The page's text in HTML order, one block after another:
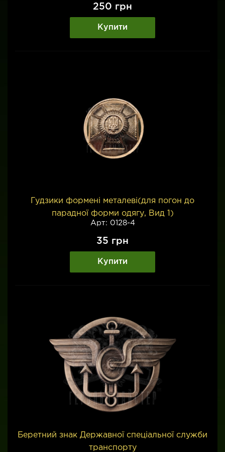
250 грн
Купити
Гудзики формені металеві(для погон до
парадної форми одягу, Вид 1)
Арт: 0128-4
35 грн
Купити
Беретний знак Державної спеціальної служби
транспорту